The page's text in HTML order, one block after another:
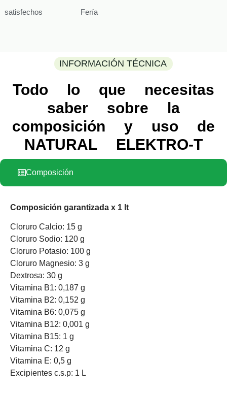
satisfechos Fería
INFORMACIÓN TÉCNICA
Todo lo que necesitas
saber sobre la
composición y uso de
NATURAL ELEKTRO-T
Composición
Composición garantizada x 1 lt
Cloruro Calcio: 15 g
Cloruro Sodio: 120 g
Cloruro Potasio: 100 g
Cloruro Magnesio: 3 g
Dextrosa: 30 g
Vitamina B1: 0,187 g
Vitamina B2: 0,152 g
Vitamina B6: 0,075 g
Vitamina B12: 0,001 g
Vitamina B15: 1 g
Vitamina C: 12 g
Vitamina E: 0,5 g
Excipientes c.s.p: 1 L